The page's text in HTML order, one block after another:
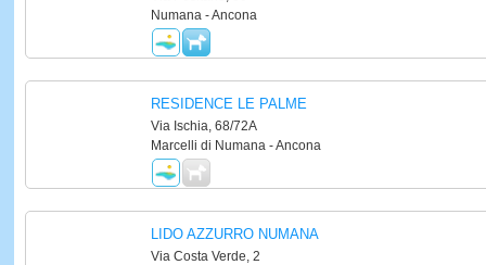
Numana - Ancona
RESIDENCE LE PALME
Via Ischia, 68/72A
Marcelli di Numana - Ancona
LIDO AZZURRO NUMANA
Via Costa Verde, 2